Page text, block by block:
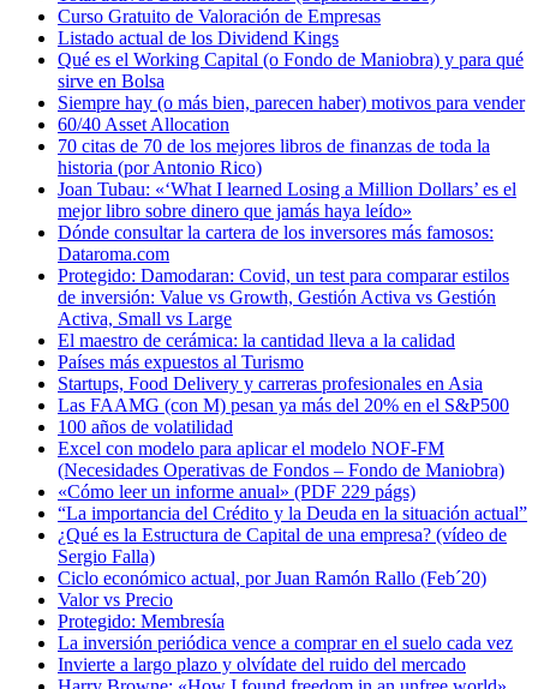
Curso Gratuito de Valoración de Empresas
Listado actual de los Dividend Kings
Qué es el Working Capital (o Fondo de Maniobra) y para qué
sirve en Bolsa
Siempre hay (o más bien, parecen haber) motivos para vender
60/40 Asset Allocation
70 citas de 70 de los mejores libros de finanzas de toda la
historia (por Antonio Rico)
Joan Tubau: «‘What I learned Losing a Million Dollars’ es el
mejor libro sobre dinero que jamás haya leído»
Dónde consultar la cartera de los inversores más famosos:
Dataroma.com
Protegido: Damodaran: Covid, un test para comparar estilos
de inversión: Value vs Growth, Gestión Activa vs Gestión
Activa, Small vs Large
El maestro de cerámica: la cantidad lleva a la calidad
Países más expuestos al Turismo
Startups, Food Delivery y carreras profesionales en Asia
Las FAAMG (con M) pesan ya más del 20% en el S&P500
100 años de volatilidad
Excel con modelo para aplicar el modelo NOF-FM
(Necesidades Operativas de Fondos – Fondo de Maniobra)
«Cómo leer un informe anual» (PDF 229 págs)
“La importancia del Crédito y la Deuda en la situación actual”
¿Qué es la Estructura de Capital de una empresa? (vídeo de
Sergio Falla)
Ciclo económico actual, por Juan Ramón Rallo (Feb´20)
Valor vs Precio
Protegido: Membresía
La inversión periódica vence a comprar en el suelo cada vez
Invierte a largo plazo y olvídate del ruido del mercado